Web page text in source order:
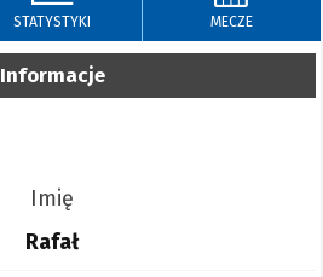
STATYSTYKI MECZE
Informacje
Imię
Rafał